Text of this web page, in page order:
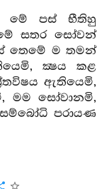
මේ පස් භීතිහු
සතර සෝවන්
තෙමේ ම තමන්
ක්‍ෂය කළ
ඇතියෙමි,
මම සෝවානමි,
පරායණ